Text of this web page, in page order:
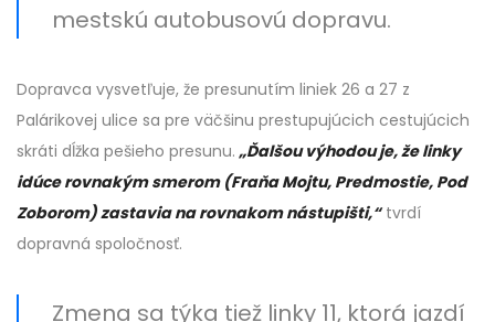
mestskú autobusovú dopravu.
Dopravca vysvetľuje, že presunutím liniek 26 a 27 z
Palárikovej ulice sa pre väčšinu prestupujúcich cestujúcich
skráti dĺžka pešieho presunu. „Ďalšou výhodou je, že linky
idúce rovnakým smerom (Fraňa Mojtu, Predmostie, Pod
Zoborom) zastavia na rovnakom nástupišti,“tvrdí
dopravná spoločnosť.
Zmena sa týka tiež linky 11, ktorá jazdí